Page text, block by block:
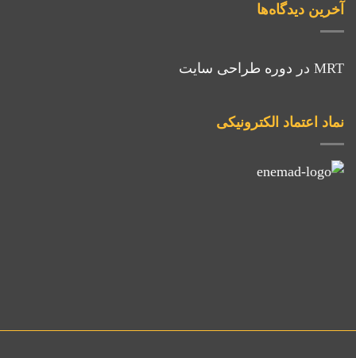
آخرین دیدگاه‌ها
MRT در دوره طراحی سایت
نماد اعتماد الکترونیکی